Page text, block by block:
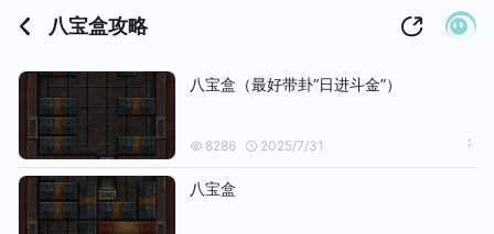
八宝盒攻略
八宝盒（最好带卦“日进斗金”）
8286 2025/7/31
八宝盒